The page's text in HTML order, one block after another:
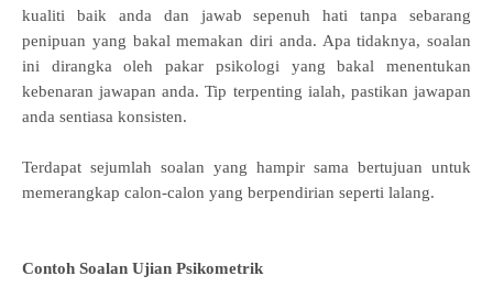
kualiti baik anda dan jawab sepenuh hati tanpa sebarang
penipuan yang bakal memakan diri anda. Apa tidaknya, soalan
ini dirangka oleh pakar psikologi yang bakal menentukan
kebenaran jawapan anda. Tip terpenting ialah, pastikan jawapan
anda sentiasa konsisten.
Terdapat sejumlah soalan yang hampir sama bertujuan untuk
memerangkap calon‐calon yang berpendirian seperti lalang.
Contoh Soalan Ujian Psikometrik